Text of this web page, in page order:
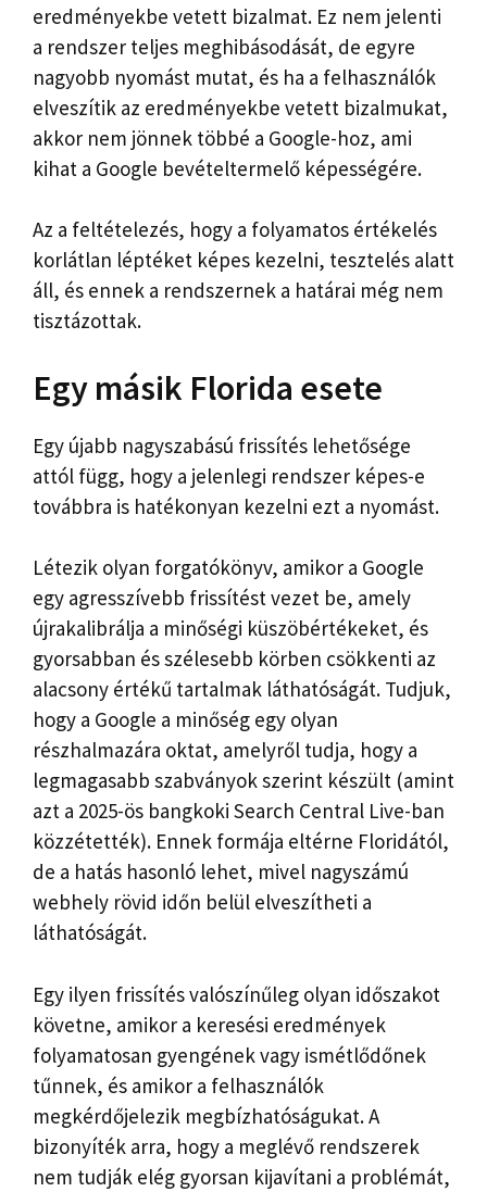
eredményekbe vetett bizalmat. Ez nem jelenti
a rendszer teljes meghibásodását, de egyre
nagyobb nyomást mutat, és ha a felhasználók
elveszítik az eredményekbe vetett bizalmukat,
akkor nem jönnek többé a Google-hoz, ami
kihat a Google bevételtermelő képességére.
Az a feltételezés, hogy a folyamatos értékelés
korlátlan léptéket képes kezelni, tesztelés alatt
áll, és ennek a rendszernek a határai még nem
tisztázottak.
Egy másik Florida esete
Egy újabb nagyszabású frissítés lehetősége
attól függ, hogy a jelenlegi rendszer képes-e
továbbra is hatékonyan kezelni ezt a nyomást.
Létezik olyan forgatókönyv, amikor a Google
egy agresszívebb frissítést vezet be, amely
újrakalibrálja a minőségi küszöbértékeket, és
gyorsabban és szélesebb körben csökkenti az
alacsony értékű tartalmak láthatóságát. Tudjuk,
hogy a Google a minőség egy olyan
részhalmazára oktat, amelyről tudja, hogy a
legmagasabb szabványok szerint készült (amint
azt a 2025-ös bangkoki Search Central Live-ban
közzétették). Ennek formája eltérne Floridától,
de a hatás hasonló lehet, mivel nagyszámú
webhely rövid időn belül elveszítheti a
láthatóságát.
Egy ilyen frissítés valószínűleg olyan időszakot
követne, amikor a keresési eredmények
folyamatosan gyengének vagy ismétlődőnek
tűnnek, és amikor a felhasználók
megkérdőjelezik megbízhatóságukat. A
bizonyíték arra, hogy a meglévő rendszerek
nem tudják elég gyorsan kijavítani a problémát,